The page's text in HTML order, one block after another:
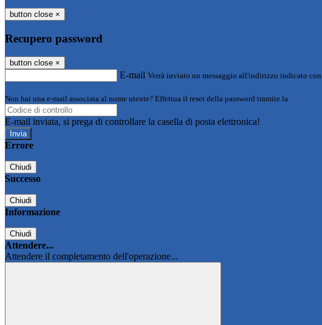
button close ×
Recupero password
button close ×
E-mail Verrà inviato un messaggio all'indirizzo indicato
Non hai una e-mail associata al nome utente? Effettua il reset della password tramite la
E-mail inviata, si prega di controllare la casella di posta elettronica!
Errore
Chiudi
Successo
Chiudi
Informazione
Chiudi
Attendere...
Attendere il completamento dell'operazione...